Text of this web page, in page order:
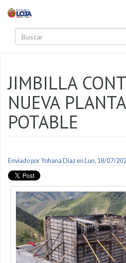
JIMBILLA
NUEVA
POTABLE
Enviado porYohana Diazen Lun, 18/07/